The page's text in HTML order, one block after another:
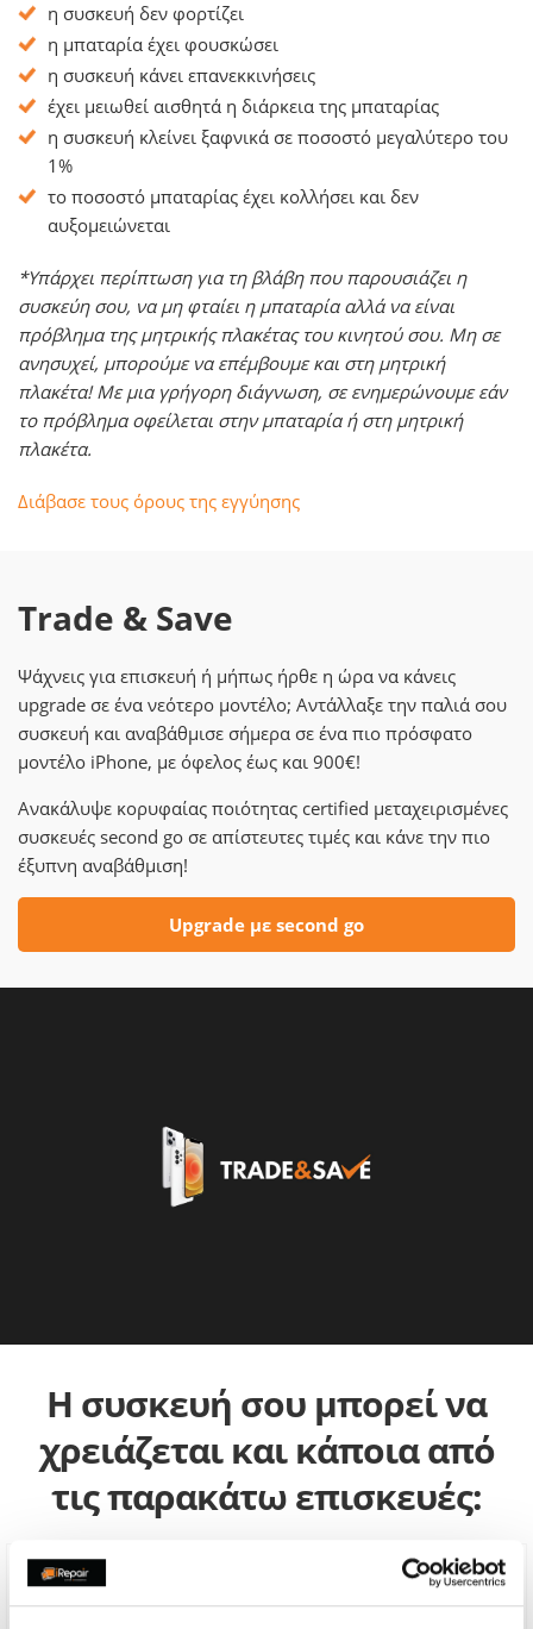
η συσκευή δεν φορτίζει
η μπαταρία έχει φουσκώσει
η συσκευή κάνει επανεκκινήσεις
έχει μειωθεί αισθητά η διάρκεια της μπαταρίας
η συσκευή κλείνει ξαφνικά σε ποσοστό μεγαλύτερο του
1%
το ποσοστό μπαταρίας έχει κολλήσει και δεν
αυξομειώνεται
*Υπάρχει περίπτωση για τη βλάβη που παρουσιάζει η
συσκεύη σου, να μη φταίει η μπαταρία αλλά να είναι
πρόβλημα της μητρικής πλακέτας του κινητού σου. Μη σε
ανησυχεί, μπορούμε να επέμβουμε και στη μητρική
πλακέτα! Με μια γρήγορη διάγνωση, σε ενημερώνουμε εάν
το πρόβλημα οφείλεται στην μπαταρία ή στη μητρική
πλακέτα.
Διάβασε τους όρους της εγγύησης
Trade & Save
Ψάχνεις για επισκευή ή μήπως ήρθε η ώρα να κάνεις
upgrade σε ένα νεότερο μοντέλο; Αντάλλαξε την παλιά σου
συσκευή και αναβάθμισε σήμερα σε ένα πιο πρόσφατο
μοντέλο iPhone, με όφελος έως και 900€!
Ανακάλυψε κορυφαίας ποιότητας certified μεταχειρισμένες
συσκευές second go σε απίστευτες τιμές και κάνε την πιο
έξυπνη αναβάθμιση!
Upgrade με second go
Η συσκευή σου μπορεί να
χρειάζεται και κάποια από
τις παρακάτω επισκευές: